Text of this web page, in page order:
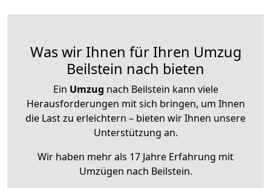
Was wir Ihnen für Ihren Umzug
Beilstein nach bieten
Ein Umzug nach Beilstein kann viele
Herausforderungen mit sich bringen, um Ihnen
die Last zu erleichtern – bieten wir Ihnen unsere
Unterstützung an.
Wir haben mehr als 17 Jahre Erfahrung mit
Umzügen nach Beilstein.